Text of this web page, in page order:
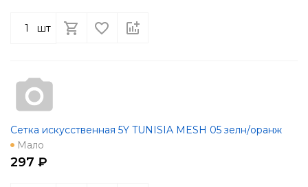
шт
Сетка искусственная 5Y TUNISIA MESH 05 зелн/оранж
Мало
297 ₽